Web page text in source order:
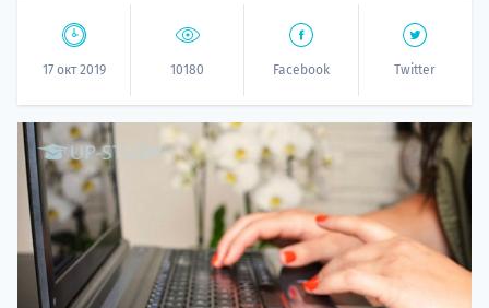
17 окт 2019 10180 Facebook Twitter